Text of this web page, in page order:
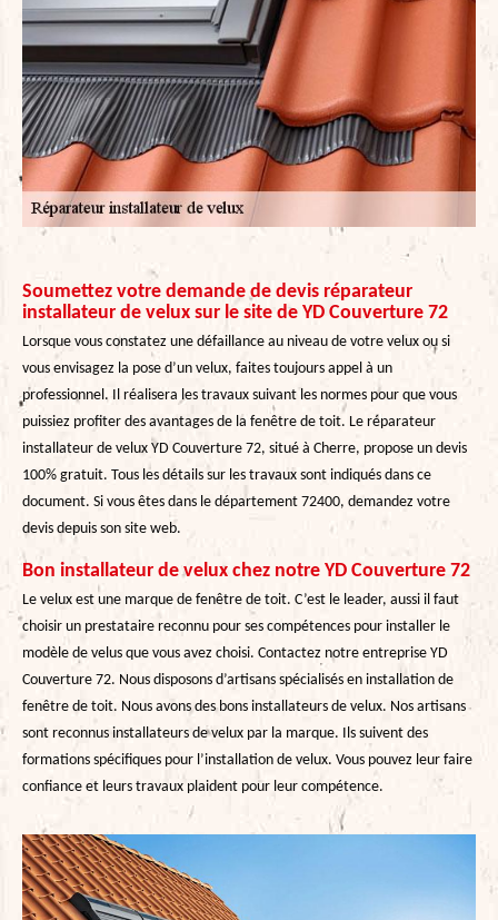
Soumettez votre demande de devis réparateur
installateur de velux sur le site de YD Couverture 72
Lorsque vous constatez une défaillance au niveau de votre velux ou si
vous envisagez la pose d’un velux, faites toujours appel à un
professionnel. Il réalisera les travaux suivant les normes pour que vous
puissiez profiter des avantages de la fenêtre de toit. Le réparateur
installateur de velux YD Couverture 72, situé à Cherre, propose un devis
100% gratuit. Tous les détails sur les travaux sont indiqués dans ce
document. Si vous êtes dans le département 72400, demandez votre
devis depuis son site web.
Bon installateur de velux chez notre YD Couverture 72
Le velux est une marque de fenêtre de toit. C’est le leader, aussi il faut
choisir un prestataire reconnu pour ses compétences pour installer le
modèle de velus que vous avez choisi. Contactez notre entreprise YD
Couverture 72. Nous disposons d’artisans spécialisés en installation de
fenêtre de toit. Nous avons des bons installateurs de velux. Nos artisans
sont reconnus installateurs de velux par la marque. Ils suivent des
formations spécifiques pour l’installation de velux. Vous pouvez leur faire
confiance et leurs travaux plaident pour leur compétence.